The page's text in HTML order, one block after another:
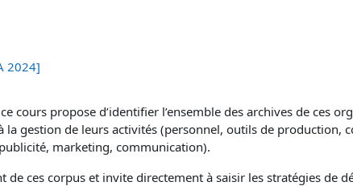
2024]
propose d’identifier l’ensemble des archives de ces
la gestion de leurs activités (personnel, outils de production,
marketing, communication).
ces corpus et invite directement à saisir les stratégies de